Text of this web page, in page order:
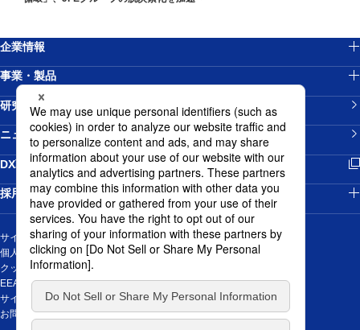
企業情報
事業・製品
研究開発
ニュースリリース
DX戦略新規ウィンドウを開きます
採用情報
サイトマップ
個人情報の取り扱いについて
クッキーポリシー
EEA域内のお取引先の皆様の個人データの取扱に関する通知
サイトご利用にあたって
お問い合わせ新規ウィンドウを開きます